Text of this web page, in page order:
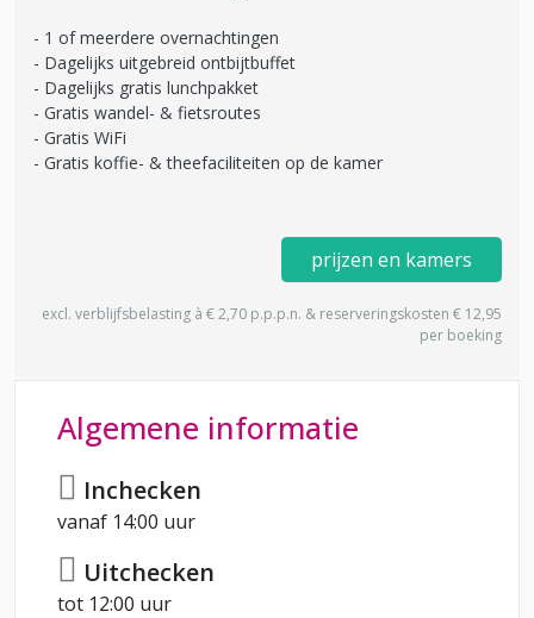
1 of meerdere overnachtingen
Dagelijks uitgebreid ontbijtbuffet
Dagelijks gratis lunchpakket
Gratis wandel- & fietsroutes
Gratis WiFi
Gratis koffie- & theefaciliteiten op de kamer
prijzen en kamers
excl. verblijfsbelasting à € 2,70 p.p.p.n. & reserveringskosten € 12,95
per boeking
Algemene informatie
Inchecken
vanaf 14:00 uur
Uitchecken
tot 12:00 uur